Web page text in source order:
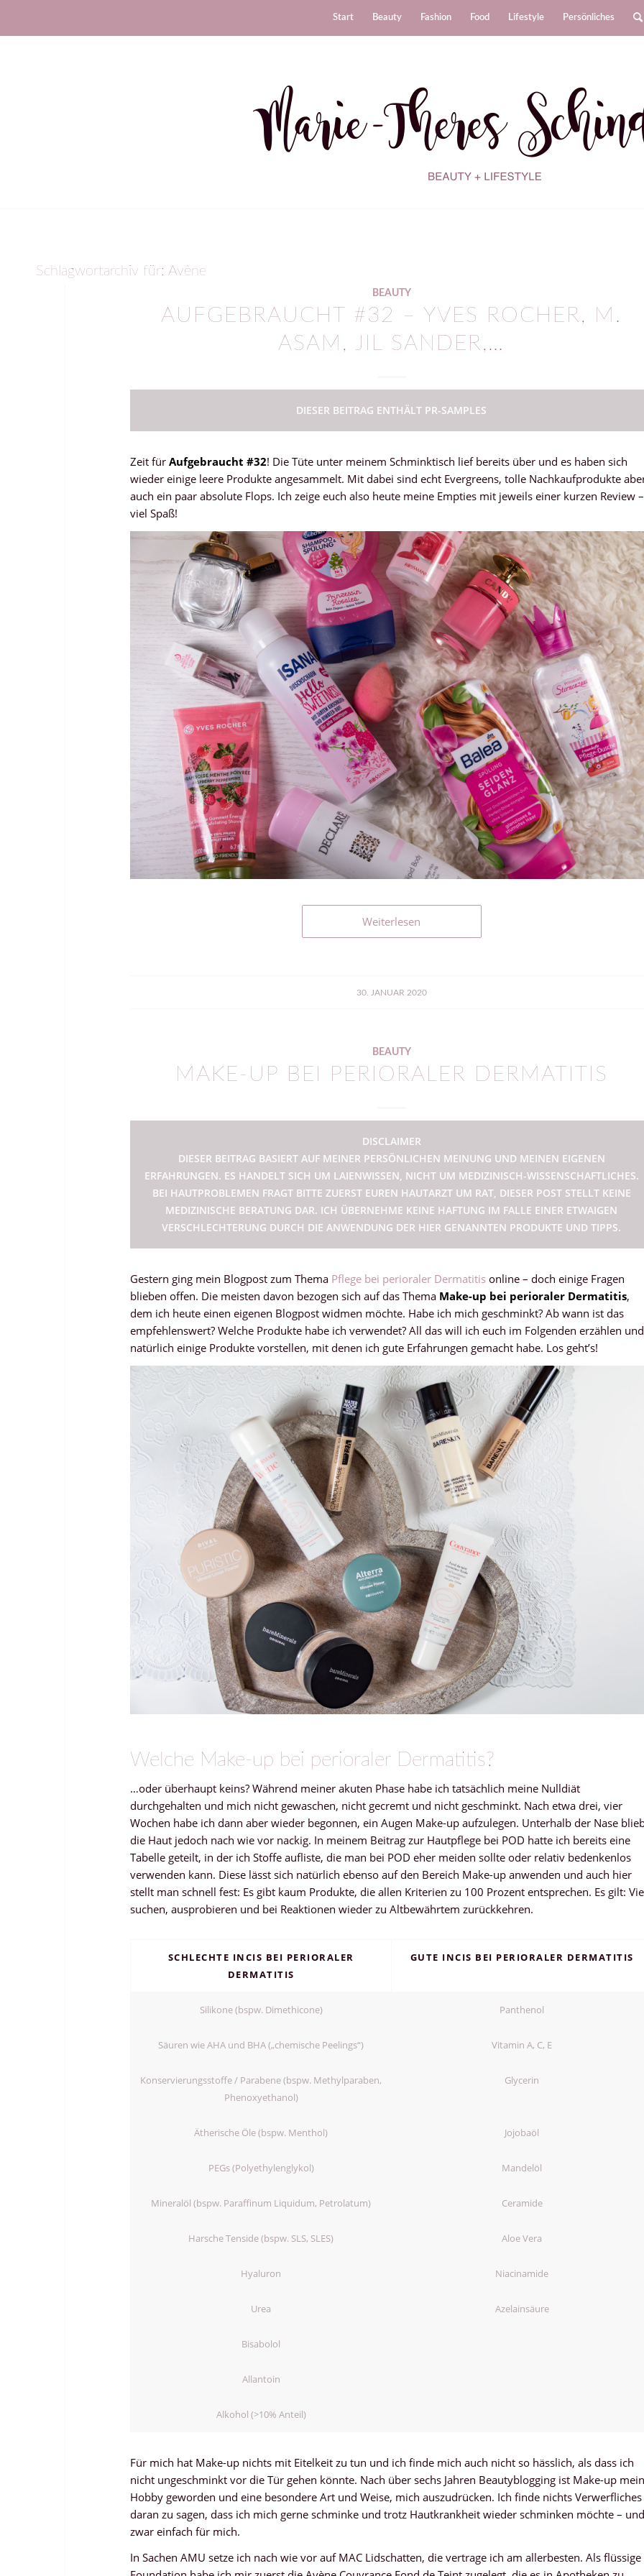
Start Beauty Fashion Food Lifestyle Persönliches
Schlagwortarchiv für: Avène
BEAUTY
AUFGEBRAUCHT #32 – YVES ROCHER, M.
ASAM, JIL SANDER,…
DIESER BEITRAG ENTHÄLT PR-SAMPLES
Zeit für Aufgebraucht #32! Die Tüte unter meinem Schminktisch lief bereits über und es haben sich
wieder einige leere Produkte angesammelt. Mit dabei sind echt Evergreens, tolle Nachkaufprodukte
auch ein paar absolute Flops. Ich zeige euch also heute meine Empties mit jeweils einer kurzen Review –
viel Spaß!
Weiterlesen
30. JANUAR 2020
BEAUTY
MAKE-UP BEI PERIORALER DERMATITIS
DISCLAIMER
DIESER BEITRAG BASIERT AUF MEINER PERSÖNLICHEN MEINUNG UND MEINEN EIGENEN
ERFAHRUNGEN. ES HANDELT SICH UM LAIENWISSEN, NICHT UM MEDIZINISCH-WISSENSCHAFTLICHES.
BEI HAUTPROBLEMEN FRAGT BITTE ZUERST EUREN HAUTARZT UM RAT, DIESER POST STELLT KEINE
MEDIZINISCHE BERATUNG DAR. ICH ÜBERNEHME KEINE HAFTUNG IM FALLE EINER ETWAIGEN
VERSCHLECHTERUNG DURCH DIE ANWENDUNG DER HIER GENANNTEN PRODUKTE UND TIPPS.
Gestern ging mein Blogpost zum Thema Pflege bei perioraler Dermatitis online – doch einige Fragen
blieben offen. Die meisten davon bezogen sich auf das Thema Make-up bei perioraler Dermatitis,
dem ich heute einen eigenen Blogpost widmen möchte. Habe ich mich geschminkt? Ab wann ist das
empfehlenswert? Welche Produkte habe ich verwendet? All das will ich euch im Folgenden erzählen und
natürlich einige Produkte vorstellen, mit denen ich gute Erfahrungen gemacht habe. Los geht’s!
Welche Make-up bei perioraler Dermatitis?
…oder überhaupt keins? Während meiner akuten Phase habe ich tatsächlich meine Nulldiät
durchgehalten und mich nicht gewaschen, nicht gecremt und nicht geschminkt. Nach etwa drei, vier
Wochen habe ich dann aber wieder begonnen, ein Augen Make-up aufzulegen. Unterhalb der Nase
die Haut jedoch nach wie vor nackig. In meinem Beitrag zur Hautpflege bei POD hatte ich bereits eine
Tabelle geteilt, in der ich Stoffe aufliste, die man bei POD eher meiden sollte oder relativ bedenkenlos
verwenden kann. Diese lässt sich natürlich ebenso auf den Bereich Make-up anwenden und auch hier
stellt man schnell fest: Es gibt kaum Produkte, die allen Kriterien zu 100 Prozent entsprechen. Es gilt:
suchen, ausprobieren und bei Reaktionen wieder zu Altbewährtem zurückkehren.
SCHLECHTE INCIS BEI PERIORALER
DERMATITIS
GUTE INCIS BEI PERIORALER DERMATITIS
Silikone (bspw. Dimethicone) Panthenol
Säuren wie AHA und BHA („chemische Peelings“) Vitamin A, C, E
Konservierungsstoffe / Parabene (bspw. Methylparaben,
Phenoxyethanol)
Glycerin
Ätherische Öle (bspw. Menthol) Jojobaöl
PEGs (Polyethylenglykol) Mandelöl
Mineralöl (bspw. Paraffinum Liquidum, Petrolatum) Ceramide
Harsche Tenside (bspw. SLS, SLES) Aloe Vera
Hyaluron Niacinamide
Urea Azelainsäure
Bisabolol
Allantoin
Alkohol (>10% Anteil)
Für mich hat Make-up nichts mit Eitelkeit zu tun und ich finde mich auch nicht so hässlich, als dass ich
nicht ungeschminkt vor die Tür gehen könnte. Nach über sechs Jahren Beautyblogging ist Make-up mein
Hobby geworden und eine besondere Art und Weise, mich auszudrücken. Ich finde nichts Verwerfliches
daran zu sagen, dass ich mich gerne schminke und trotz Hautkrankheit wieder schminken möchte – und
zwar einfach für mich.
In Sachen AMU setze ich nach wie vor auf MAC Lidschatten, die vertrage ich am allerbesten. Als flüssige